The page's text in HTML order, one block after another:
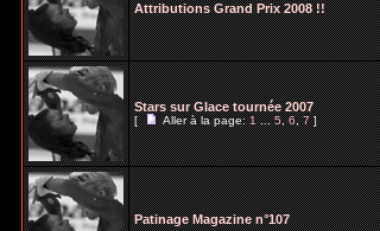
Attributions Grand Prix 2008 !!
Stars sur Glace tournée 2007
[ Aller à la page:1...5,6,7]
Patinage Magazine n°107